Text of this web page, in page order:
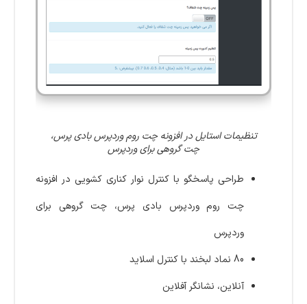
تنظیمات استایل در افزونه چت روم وردپرس بادی پرس،
چت گروهی برای وردپرس
طراحی پاسخگو با کنترل نوار کناری کشویی در افزونه
چت روم وردپرس بادی پرس، چت گروهی برای
وردپرس
80 نماد لبخند با کنترل اسلاید
آنلاین، نشانگر آفلاین